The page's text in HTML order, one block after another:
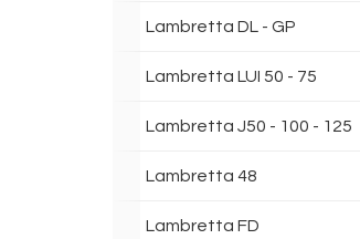
Lambretta DL - GP
Lambretta LUI 50 - 75
Lambretta J50 - 100 - 125
Lambretta 48
Lambretta FD